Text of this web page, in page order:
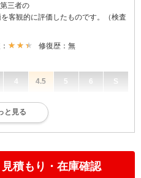
三者の
客観的に評価したものです。（検査
修復歴：無
4 4.5 5 6 S
ミが少し認められますが、良好な
が、良好な状態です。
と見る
見積もり・在庫確認